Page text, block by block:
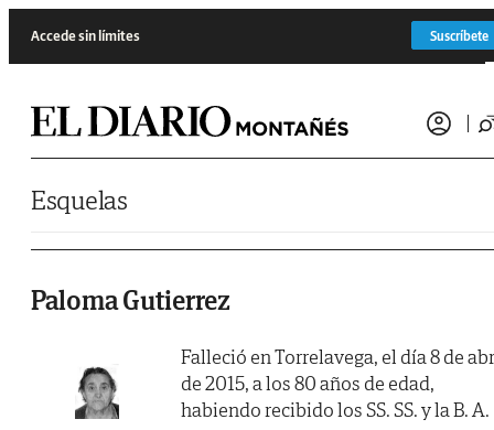
Accede sin límites Suscríbete
Esquelas
Paloma Gutierrez
Falleció en Torrelavega, el día 8 de
de 2015, a los 80 años de edad,
habiendo recibido los SS. SS. y la B. A.